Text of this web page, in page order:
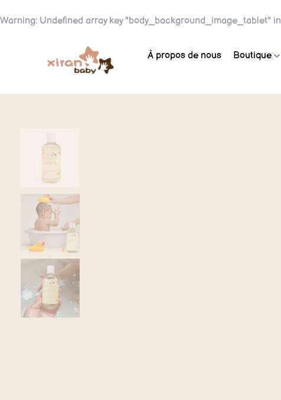
Warning: Undefined array key "body_background_image_tablet" in
À propos de nous Boutique